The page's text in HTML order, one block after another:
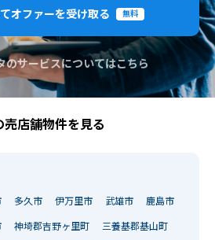
オファーを受け取る 無料
のサービスについてはこちら
店舗物件を見る
多久市 伊万里市 武雄市 鹿島市
神埼郡吉野ヶ里町 三養基郡基山町